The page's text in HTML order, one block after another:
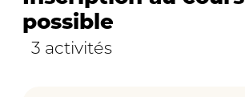
possible
3 activités